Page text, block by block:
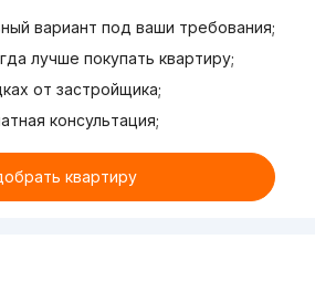
вариант под ваши требования;
лучше покупать квартиру;
от застройщика;
консультация;
квартиру